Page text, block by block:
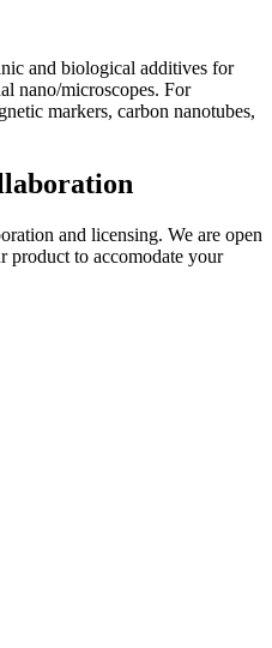
and biological additives for
nano/microscopes. For
markers, carbon nanotubes,
and licensing. We are open
product to accomodate your